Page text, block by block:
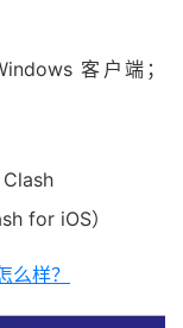
客户端；
for iOS）
样？